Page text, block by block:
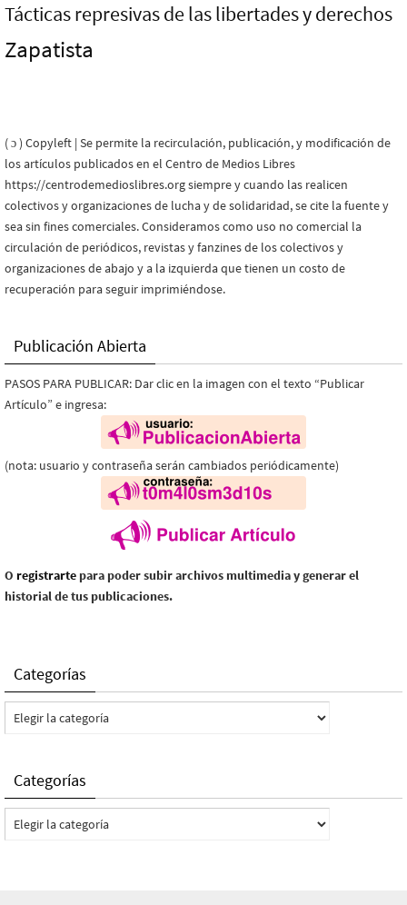
Tácticas represivas de las libertades y derechos
Zapatista
( ɔ ) Copyleft | Se permite la recirculación, publicación, y modificación de
los artículos publicados en el Centro de Medios Libres
https://centrodemedioslibres.org siempre y cuando las realicen
colectivos y organizaciones de lucha y de solidaridad, se cite la fuente y
sea sin fines comerciales. Consideramos como uso no comercial la
circulación de periódicos, revistas y fanzines de los colectivos y
organizaciones de abajo y a la izquierda que tienen un costo de
recuperación para seguir imprimiéndose.
Publicación Abierta
PASOS PARA PUBLICAR: Dar clic en la imagen con el texto “Publicar
Artículo” e ingresa:
(nota: usuario y contraseña serán cambiados periódicamente)
O registrarte para poder subir archivos multimedia y generar el
historial de tus publicaciones.
Categorías
Categorías
Categorías
Categorías